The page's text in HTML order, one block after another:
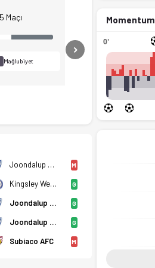
Maçı
Mağlubiyet Next
Joondalup City M
Kingsley Westside FC G
Joondalup City G
Joondalup City G
Subiaco AFC M
Momentum
0'